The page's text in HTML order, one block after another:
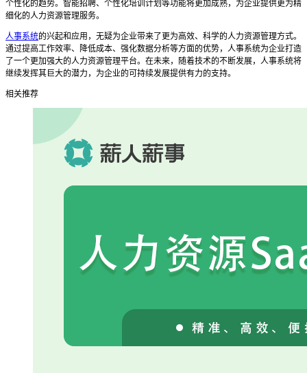
个性化的趋势。智能招聘、个性化培训计划等功能将更加成熟，为企业提供更为精
细化的人力资源管理服务。
人事系统的兴起和应用，无疑为企业带来了更为高效、科学的人力资源管理方式。
通过提高工作效率、降低成本、强化数据分析等方面的优势，人事系统为企业打造
了一个更加强大的人力资源管理平台。在未来，随着技术的不断发展，人事系统将
继续发挥其巨大的潜力，为企业的可持续发展提供有力的支持。
相关推荐